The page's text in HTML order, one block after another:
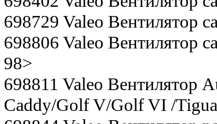
698729 Valeo Вентилятор
698806 Valeo Вентилятор
98>
698811 Valeo Вентилятор
Caddy/Golf V/Golf VI /